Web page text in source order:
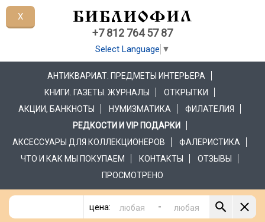
+7 812 764 57 87
Select Language ▼
АНТИКВАРИАТ. ПРЕДМЕТЫ ИНТЕРЬЕРА
КНИГИ. ГАЗЕТЫ. ЖУРНАЛЫ
ОТКРЫТКИ
АКЦИИ, БАНКНОТЫ
НУМИЗМАТИКА
ФИЛАТЕЛИЯ
РЕДКОСТИ И VIP ПОДАРКИ
АКСЕССУАРЫ ДЛЯ КОЛЛЕКЦИОНЕРОВ
ФАЛЕРИСТИКА
ЧТО И КАК МЫ ПОКУПАЕМ
КОНТАКТЫ
ОТЗЫВЫ
ПРОСМОТРЕНО
цена: -
X